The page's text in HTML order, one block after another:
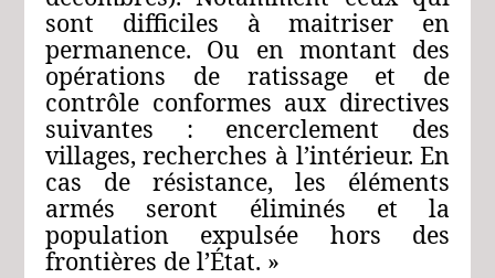
sont difficiles à maitriser en
permanence. Ou en montant des
opérations de ratissage et de
contrôle conformes aux directives
suivantes : encerclement des
villages, recherches à l’intérieur. En
cas de résistance, les éléments
armés seront éliminés et la
population expulsée hors des
frontières de l’État. »